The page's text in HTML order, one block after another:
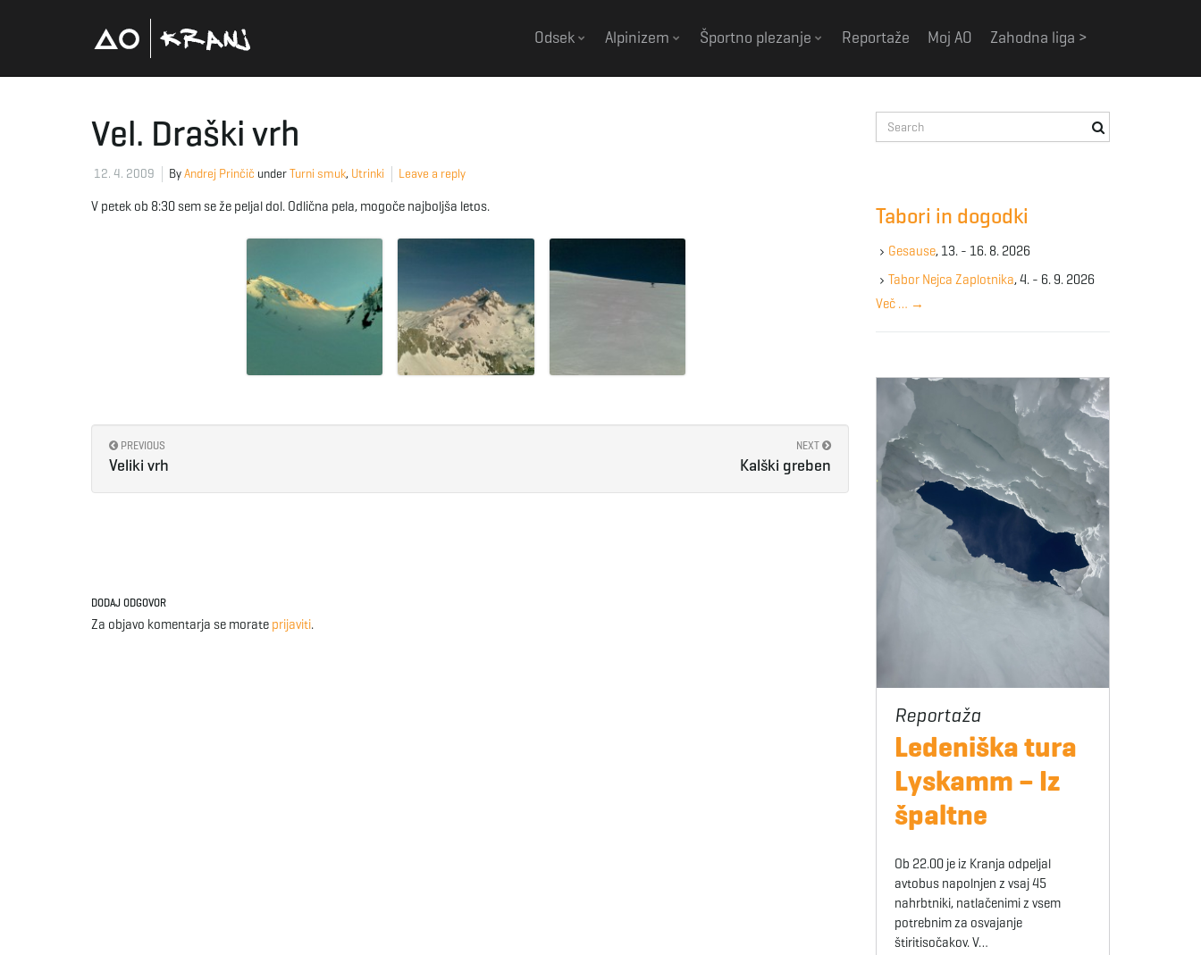
Odsek Alpinizem Športno plezanje Reportaže Moj AO Zahodna liga >
Vel. Draški vrh
12. 4. 2009 ByAndrej Prinčič underTurni smuk, Utrinki Leave a reply
V petek ob 8:30 sem se že peljal dol. Odlična pela, mogoče najboljša letos.
PREVIOUS
Veliki vrh
NEXT
Kalški greben
DODAJ ODGOVOR
Za objavo komentarja se morate prijaviti.
e
e
y
w
r
Tabori in dogodki
Gesause, 13. - 16. 8. 2026
Tabor Nejca Zaplotnika, 4. - 6. 9. 2026
Več … →
Ledeniška tura
Lyskamm – Iz
špaltne
Ob 22.00 je iz Kranja odpeljal
avtobus napolnjen z vsaj 45
nahrbtniki, natlačenimi z vsem
potrebnim za osvajanje
štiritisočakov. V…